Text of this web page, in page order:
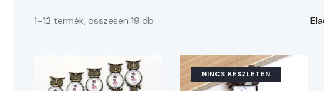
1–12 termék, összesen 19 db
NINCS KÉSZLETEN